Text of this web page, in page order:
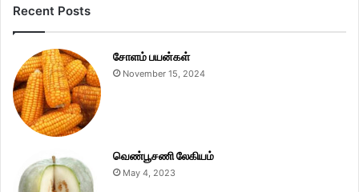
Recent Posts
சோளம் பயன்கள்
November 15, 2024
வெண்பூசணி லேகியம்
May 4, 2023